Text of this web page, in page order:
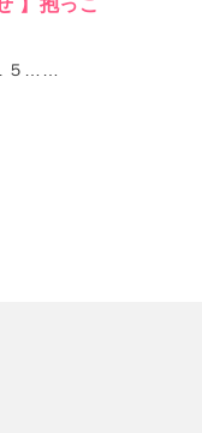
】抱っこ
５……